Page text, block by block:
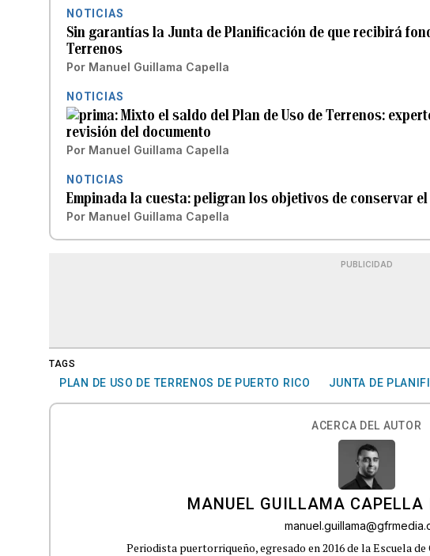
NOTICIAS
Sin garantías la Junta de Planificación de que recibirá
Terrenos
Por Manuel Guillama Capella
NOTICIAS
Mixto el saldo del Plan de Uso de Terrenos:
revisión del documento
Por Manuel Guillama Capella
NOTICIAS
Empinada la cuesta: peligran los objetivos de conservar
Por Manuel Guillama Capella
PUBLICIDAD
TAGS
PLAN DE USO DE TERRENOS DE PUERTO RICO JUNTA DE
ACERCA DEL AUTOR
MANUEL GUILLAMA CAPELLA
Periodista puertorriqueño, egresado en 2016 de la Escuela